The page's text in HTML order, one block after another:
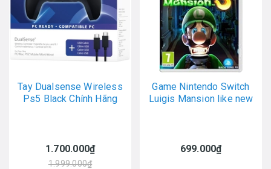
Tay Dualsense Wireless
Ps5 Black Chính Hãng
1.700.000₫
1.999.000₫
Game Nintendo Switch
Luigis Mansion like new
699.000₫